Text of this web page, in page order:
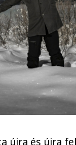
újra és újra